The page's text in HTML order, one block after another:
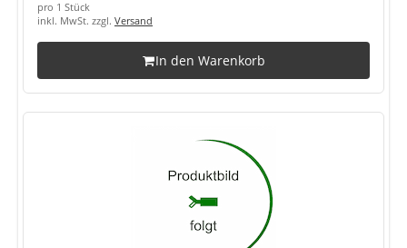
pro 1 Stück
inkl. MwSt. zzgl. Versand
In den Warenkorb